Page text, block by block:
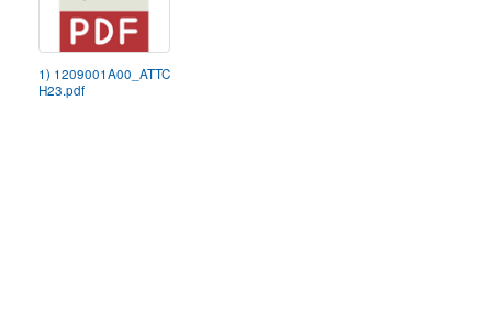
1) 1209001A00_ATTC
H23.pdf